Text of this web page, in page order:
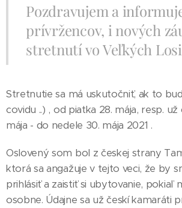
Pozdravujem a
prívržencov, i nových
stretnutí vo Veľkých
Stretnutie sa má uskutočniť, ak to
covidu ..) , od piatka 28. mája, resp.
mája - do nedele 30. mája 2021 .
Oslovený som bol z českej strany
ktorá sa angažuje v tejto veci, že by
prihlásiť a zaistiť si ubytovanie, pokiaľ
osobne. Údajne sa už českí kamaráti